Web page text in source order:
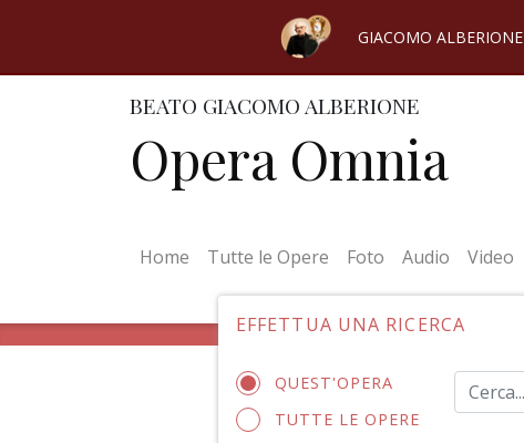
GIACOMO ALBERIONE
BEATO GIACOMO ALBERIONE
Opera Omnia
Home (current)
Tutte le Opere Foto Audio Video
EFFETTUA UNA RICERCA
QUEST'OPERA
TUTTE LE OPERE